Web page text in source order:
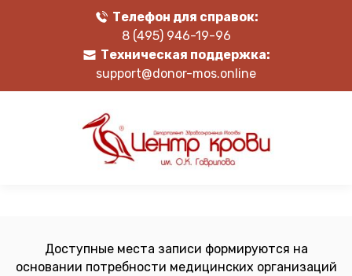
Телефон для справок:
8 (495) 946-19-96
Техническая поддержка:
support@donor-mos.online
Доступные места записи формируются на
основании потребности медицинских организаций